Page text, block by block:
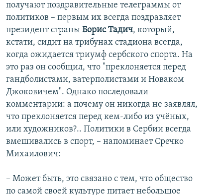
получают поздравительные телеграммы от
политиков – первым их всегда поздравляет
президент страны Борис Тадич, который,
кстати, сидит на трибунах стадиона всегда,
когда ожидается триумф сербского спорта. На
это раз он сообщил, что "преклоняется перед
гандболистами, ватерполистами и Новаком
Джоковичем". Однако последовали
комментарии: а почему он никогда не заявлял,
что преклоняется перед кем-либо из учёных,
или художников?.. Политики в Сербии всегда
вмешивались в спорт, – напоминает Сречко
Михаилович:
– Может быть, это связано с тем, что общество
по самой своей культуре питает небольшое